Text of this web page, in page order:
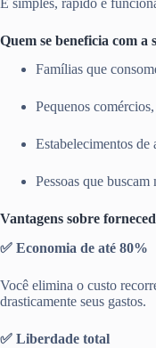
Quem se beneficia com a
Famílias que
Pequenos
Estabelecimentos de
Pessoas que
Vantagens sobre
✅ Economia de até 80%
Você elimina o custo
drasticamente seus gastos.
✅ Liberdade total